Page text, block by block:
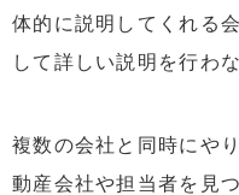
体的に説明してくれる
して詳しい説明を行わ
複数の会社と同時にや
動産会社や担当者を見